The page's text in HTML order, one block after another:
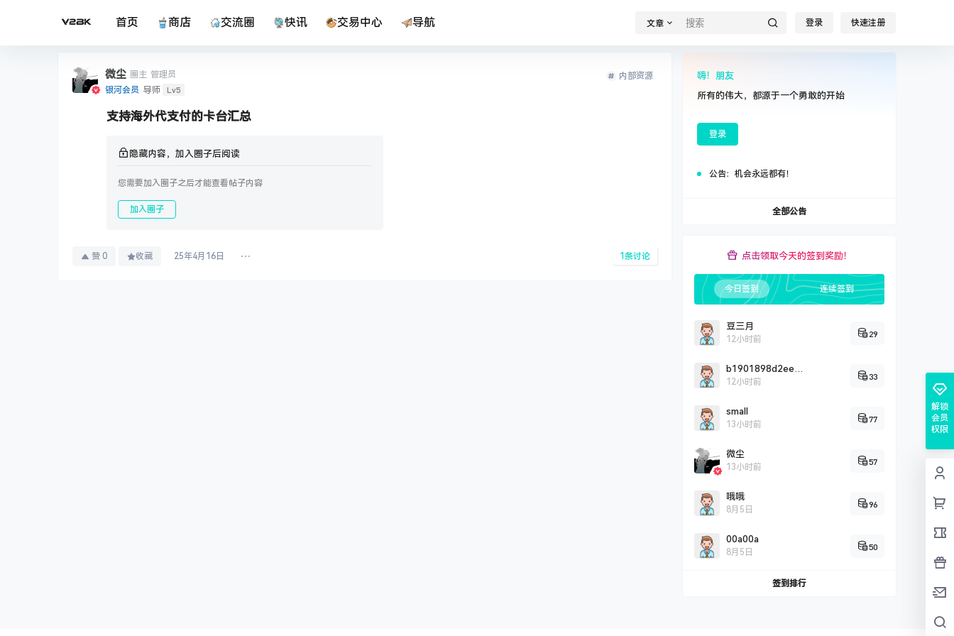
首页 商店 交流圈 快讯 交易中心 导航 文章 登录 快速注册
微尘 圈主 管理员
银河会员 导师 Lv5
内部资源
支持海外代支付的卡台汇总
隐藏内容，加入圈子后阅读
您需要加入圈子之后才能查看帖子内容
加入圈子
赞 0 收藏 25年4月16日 1 条讨论
嗨！朋友
所有的伟大，都源于一个勇敢的开始
登录
公告： 机会永远都有！
全部公告
点击领取今天的签到奖励！
今日签到 连续签到
豆三月
12小时前
29
b1901898d2eef0c2fddbd2c9a5707cc26725
12小时前
33
small
13小时前
77
微尘
13小时前
57
哦哦
8月5日
96
00a00a
8月5日
50
签到排行
解锁
会员
权限